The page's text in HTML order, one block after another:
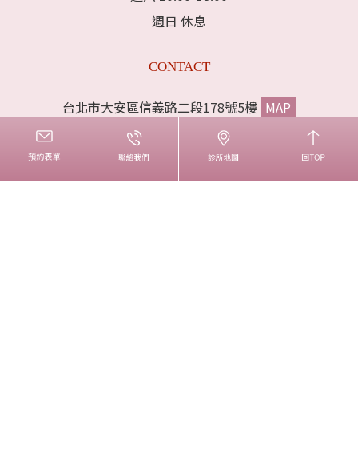
週日 休息
CONTACT
台北市大安區信義路二段178號5樓 MAP
電話:02-33933383
傳真:02-33223536
liproclinic@gmail.com